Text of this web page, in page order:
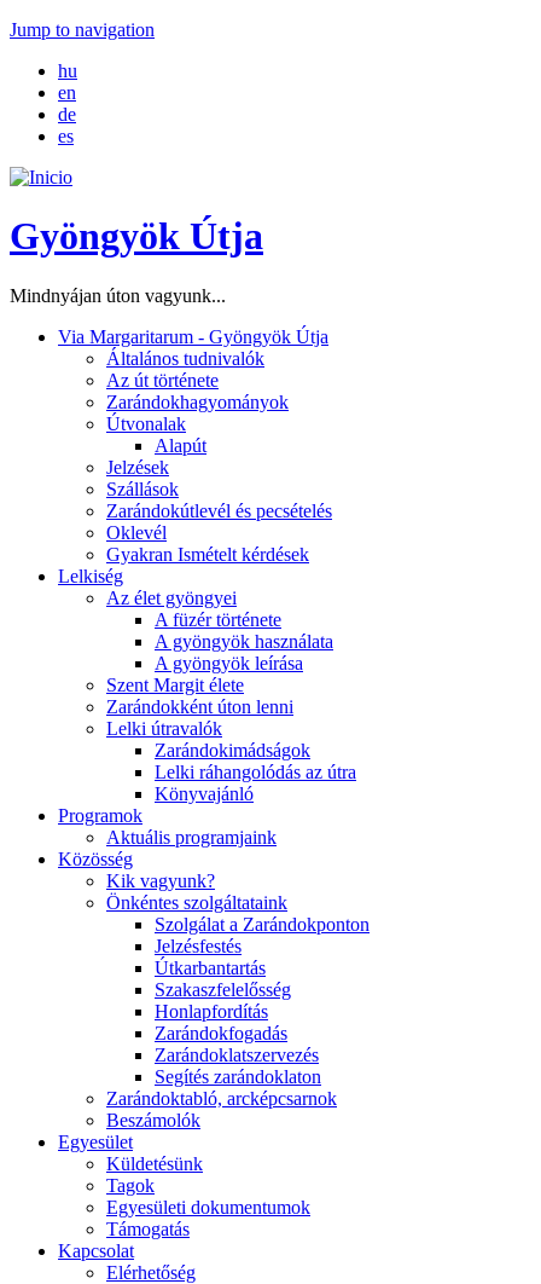
Jump to navigation
hu
en
de
es
Gyöngyök Útja
Mindnyájan úton vagyunk...
Via Margaritarum - Gyöngyök Útja
Általános tudnivalók
Az út története
Zarándokhagyományok
Útvonalak
Alapút
Jelzések
Szállások
Zarándokútlevél és pecsételés
Oklevél
Gyakran Ismételt kérdések
Lelkiség
Az élet gyöngyei
A füzér története
A gyöngyök használata
A gyöngyök leírása
Szent Margit élete
Zarándokként úton lenni
Lelki útravalók
Zarándokimádságok
Lelki ráhangolódás az útra
Könyvajánló
Programok
Aktuális programjaink
Közösség
Kik vagyunk?
Önkéntes szolgáltataink
Szolgálat a Zarándokponton
Jelzésfestés
Útkarbantartás
Szakaszfelelősség
Honlapfordítás
Zarándokfogadás
Zarándoklatszervezés
Segítés zarándoklaton
Zarándoktabló, arcképcsarnok
Beszámolók
Egyesület
Küldetésünk
Tagok
Egyesületi dokumentumok
Támogatás
Kapcsolat
Elérhetőség